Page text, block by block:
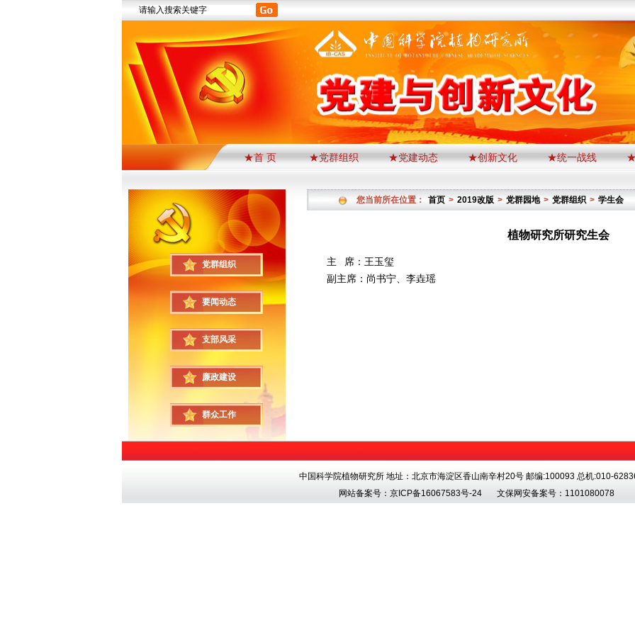
★首 页 ★党群组织 ★党建动态 ★创新文化 ★统一战线 ★
党群组织
要闻动态
支部风采
廉政建设
群众工作
您当前所在位置： 首页 > 2019改版 > 党群园地 > 党群组织 > 学生会
植物研究所研究生会
主 席：王玉玺
副主席：尚书宁、李垚瑶
中国科学院植物研究所 地址：北京市海淀区香山南辛村20号 邮编:100093 总机:010-
网站备案号： 京ICP备16067583号-24文保网安备案号：1101080078